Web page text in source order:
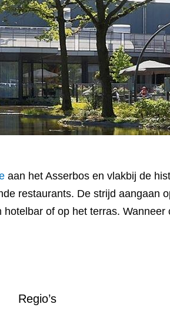
aan het Asserbos en vlakbij de
restaurants. De strijd aangaan
of op het terras. Wanneer
Regio’s